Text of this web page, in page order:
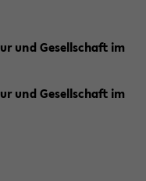
und Gesellschaft im
und Gesellschaft im